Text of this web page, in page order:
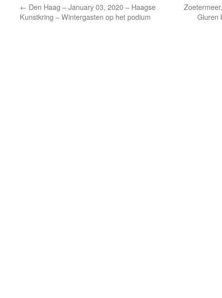
← Den Haag – January 03, 2020 – Haagse
Kunstkring – Wintergasten op het podium
Gluren